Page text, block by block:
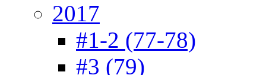
2017
#1-2 (77-78)
#3 (79)